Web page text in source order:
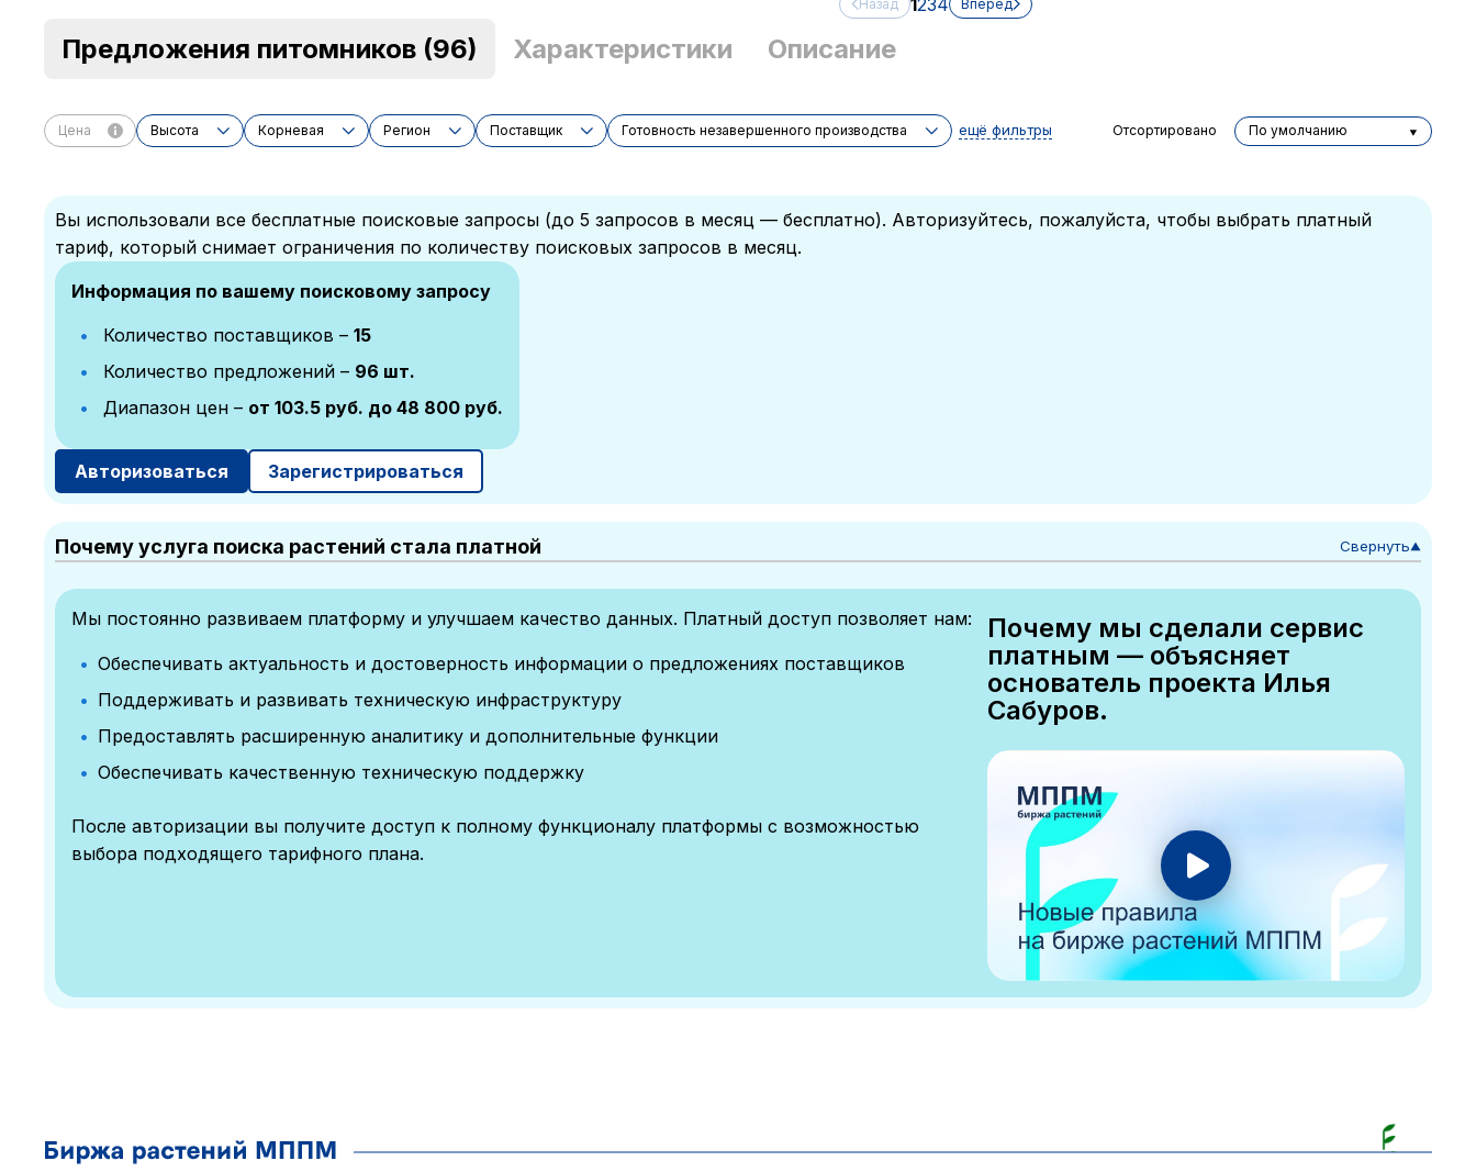
Назад Вперёд
Предложения питомников (96) Характеристики Описание
Цена Высота Корневая Регион Поставщик Готовность незавершенного производства ещё фильтры Отсортировано По умолчанию
Вы использовали все бесплатные поисковые запросы (до 5 запросов в месяц — бесплатно). Авторизуйтесь, пожалуйста, чтобы выбрать платный
тариф, который снимает ограничения по количеству поисковых запросов в месяц.
Информация по вашему поисковому запросу
Количество поставщиков – 15
Количество предложений – 96 шт.
Диапазон цен – от 103.5 руб. до 48 800 руб.
Авторизоваться Зарегистрироваться
Почему услуга поиска растений стала платной Свернуть▼
Мы постоянно развиваем платформу и улучшаем качество данных. Платный доступ позволяет нам:
Обеспечивать актуальность и достоверность информации о предложениях поставщиков
Поддерживать и развивать техническую инфраструктуру
Предоставлять расширенную аналитику и дополнительные функции
Обеспечивать качественную техническую поддержку
После авторизации вы получите доступ к полному функционалу платформы с возможностью
выбора подходящего тарифного плана.
Почему мы сделали сервис
платным — объясняет
основатель проекта Илья
Сабуров.